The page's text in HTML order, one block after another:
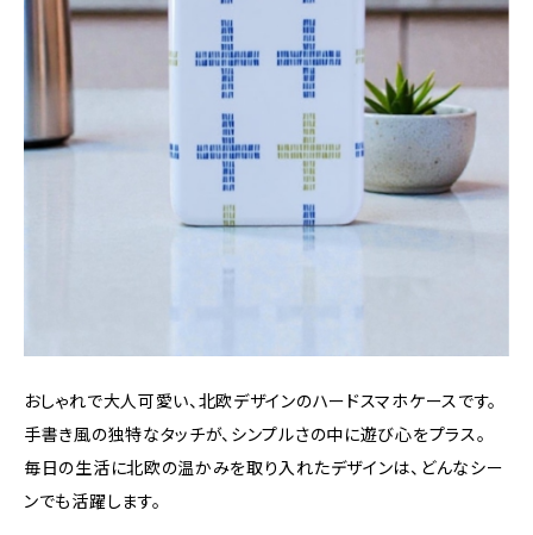
おしゃれで大人可愛い、北欧デザインのハードスマホケースです。
手書き風の独特なタッチが、シンプルさの中に遊び心をプラス。
毎日の生活に北欧の温かみを取り入れたデザインは、どんなシー
ンでも活躍します。